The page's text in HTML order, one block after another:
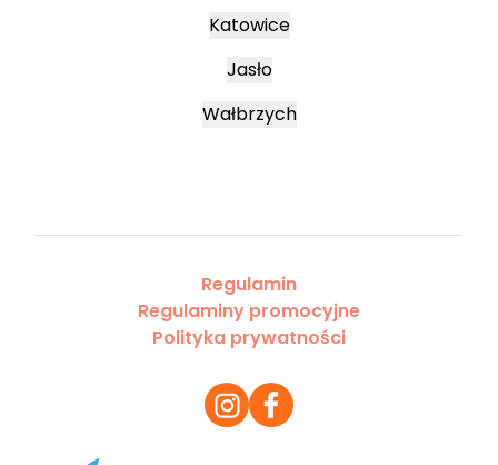
Katowice
Jasło
Wałbrzych
Regulamin
Regulaminy promocyjne
Polityka prywatności